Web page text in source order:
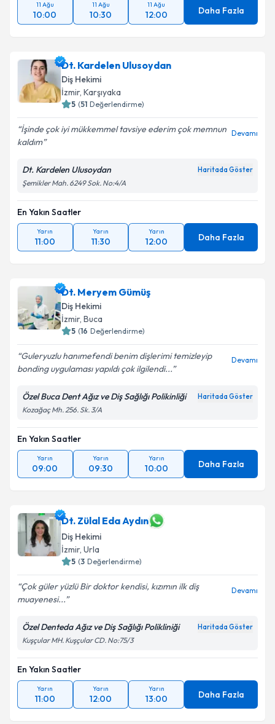
11 Ağu
10:00
11 Ağu
10:30
11 Ağu
12:00 Daha Fazla
Dt. Kardelen Ulusoydan
Diş Hekimi
İzmir, Karşıyaka
5 (51 Değerlendirme)
İşinde çok iyi mükkemmel tavsiye ederim çok memnun
kaldım
Devamı
Dt. Kardelen Ulusoydan Haritada Göster
Şemikler Mah. 6249 Sok. No:4/A
En Yakın Saatler
Yarın
11:00
Yarın
11:30
Yarın
12:00 Daha Fazla
Dt. Meryem Gümüş
Diş Hekimi
İzmir, Buca
5 (16 Değerlendirme)
Guleryuzlu hanımefendi benim dişlerimi temizleyip
bonding uygulaması yapıldı çok ilgilendi...
Devamı
Özel Buca Dent Ağız ve Diş Sağlığı Polikinliği Haritada Göster
Kozağaç Mh. 256. Sk. 3/A
En Yakın Saatler
Yarın
09:00
Yarın
09:30
Yarın
10:00 Daha Fazla
Dt. Zülal Eda Aydın
Diş Hekimi
İzmir, Urla
5 (3 Değerlendirme)
Çok güler yüzlü Bir doktor kendisi, kızımın ilk diş
muayenesi...
Devamı
Özel Denteda Ağız ve Diş Sağlığı Polikliniği Haritada Göster
Kuşçular MH. Kuşçular CD. No:75/3
En Yakın Saatler
Yarın
11:00
Yarın
12:00
Yarın
13:00 Daha Fazla